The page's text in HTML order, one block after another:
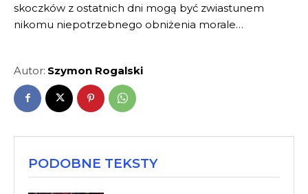
skoczków z ostatnich dni mogą być zwiastunem
nikomu niepotrzebnego obniżenia morale…
Autor: Szymon Rogalski
PODOBNE TEKSTY